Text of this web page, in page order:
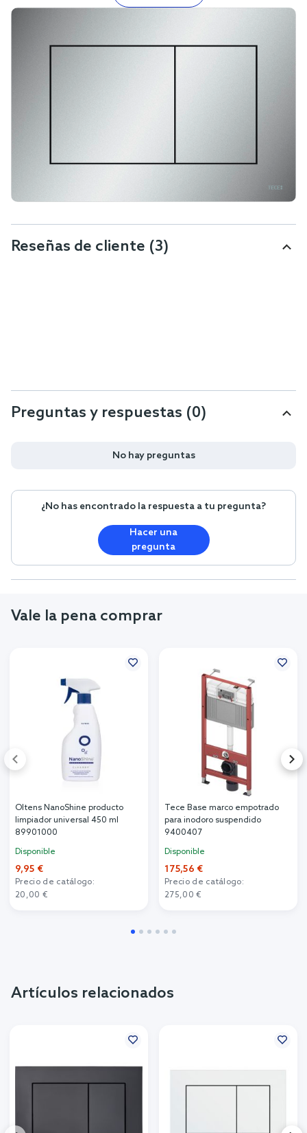
Reseñas de cliente (3)
Preguntas y respuestas (0)
No hay preguntas
¿No has encontrado la respuesta a tu pregunta?
Hacer una
pregunta
Vale la pena comprar
Oltens NanoShine producto
limpiador universal 450 ml
89901000
Disponible
9,95 €
Precio de catálogo:
20,00 €
Tece Base marco empotrado
para inodoro suspendido
9400407
Disponible
175,56 €
Precio de catálogo:
275,00 €
Artículos relacionados